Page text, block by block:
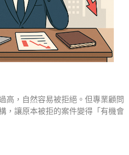
高，自然容易被拒絕。但專業顧問
，讓原本被拒的案件變得「有機會